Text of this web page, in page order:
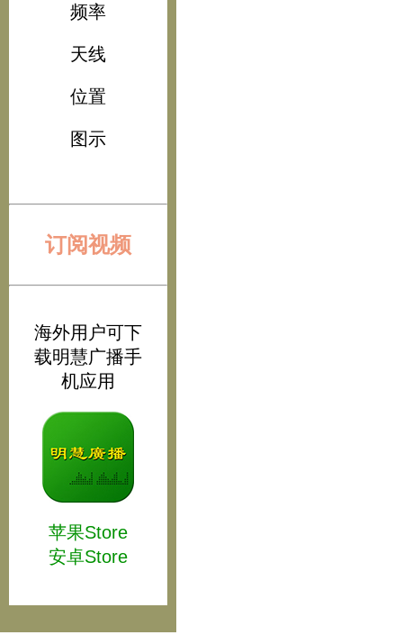
频率
天线
位置
图示
订阅视频
海外用户可下
载明慧广播手
机应用
苹果Store
安卓Store